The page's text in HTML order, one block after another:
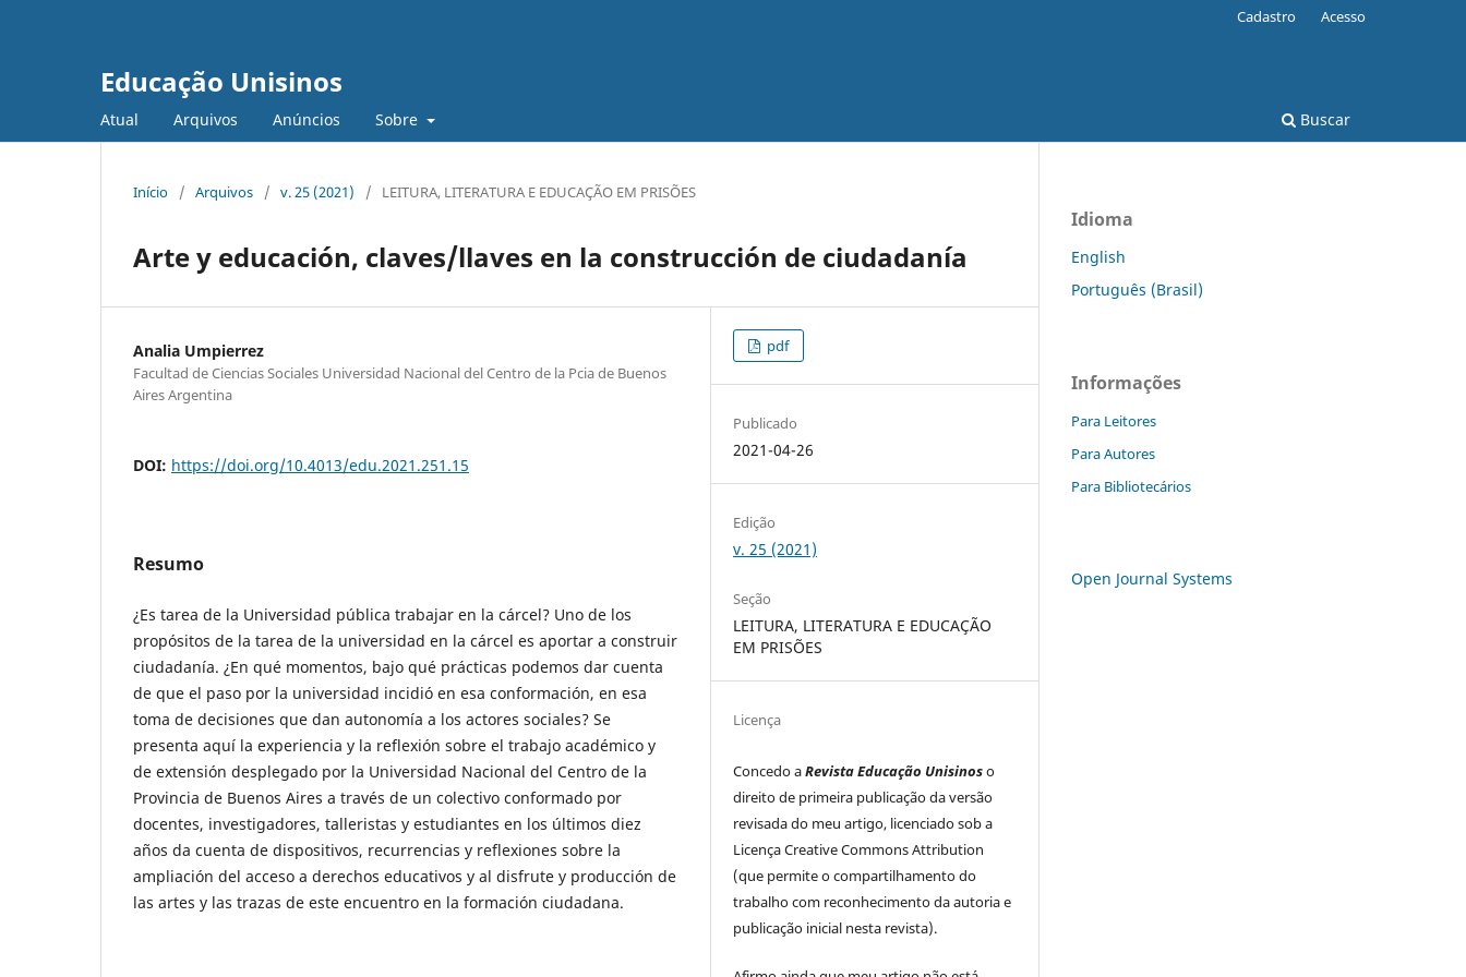
Educação Unisinos
Atual Arquivos Anúncios Sobre Buscar
Cadastro Acesso
Início / Arquivos / v. 25 (2021) / LEITURA, LITERATURA E EDUCAÇÃO EM PRISÕES
Arte y educación, claves/llaves en la construcción de ciudadanía
Analia Umpierrez
Facultad de Ciencias Sociales Universidad Nacional del Centro de la Pcia de Buenos
Aires Argentina
DOI: https://doi.org/10.4013/edu.2021.251.15
Resumo
¿Es tarea de la Universidad pública trabajar en la cárcel? Uno de los
propósitos de la tarea de la universidad en la cárcel es aportar a construir
ciudadanía. ¿En qué momentos, bajo qué prácticas podemos dar cuenta
de que el paso por la universidad incidió en esa conformación, en esa
toma de decisiones que dan autonomía a los actores sociales? Se
presenta aquí la experiencia y la reflexión sobre el trabajo académico y
de extensión desplegado por la Universidad Nacional del Centro de la
Provincia de Buenos Aires a través de un colectivo conformado por
docentes, investigadores, talleristas y estudiantes en los últimos diez
años da cuenta de dispositivos, recurrencias y reflexiones sobre la
ampliación del acceso a derechos educativos y al disfrute y producción de
las artes y las trazas de este encuentro en la formación ciudadana.
pdf
Publicado
2021-04-26
Edição
v. 25 (2021)
Seção
LEITURA, LITERATURA E EDUCAÇÃO
EM PRISÕES
Licença
Concedo aRevista Educação Unisinoso
direito de primeira publicação da versão
revisada do meu artigo, licenciado sob a
Licença Creative Commons Attribution
(que permite o compartilhamento do
trabalho com reconhecimento da autoria e
publicação inicial nesta revista).
Idioma
English
Português (Brasil)
Informações
Para Leitores
Para Autores
Para Bibliotecários
Open Journal Systems